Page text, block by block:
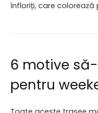
înfloriți, care colorează
6 motive
pentru